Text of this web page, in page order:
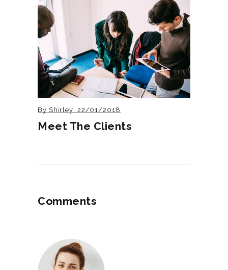
By Shirley 22/01/2018
Meet The Clients
Comments